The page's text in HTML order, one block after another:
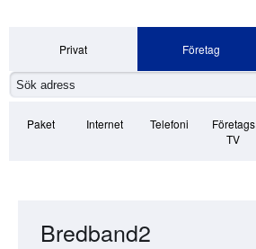
Privat Företag
Paket Internet Telefoni
Företags
TV
Bredband2